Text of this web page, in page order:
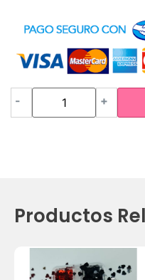
- +
Productos